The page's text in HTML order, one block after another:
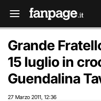
Grande
15 luglio in
Guendalina
27 Marzo 2011 12:36